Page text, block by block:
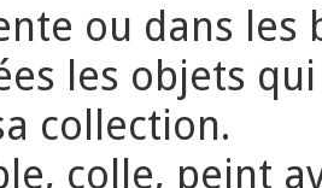
ou dans les
les objets
collection.
colle, peint